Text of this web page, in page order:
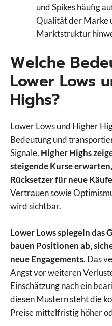
und Spikes häufig
Qualität der Marke
Marktstruktur
Welche
Lower Lows
Highs?
Lower Lows und Higher
Bedeutung und
Signale. Higher Highs
steigende Kurse
Rücksetzer für neue
Vertrauen sowie
wird sichtbar.
Lower Lows spiegeln das
bauen Positionen ab,
neue Engagements.Das
Angst vor weiteren
Einschätzung nach ein
diesen Mustern steht die
Preise mittelfristig höher